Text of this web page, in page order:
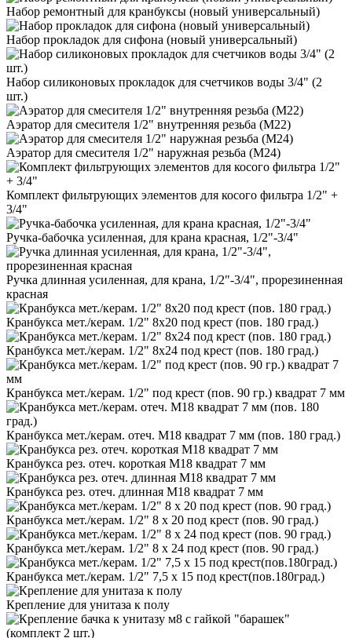
Набор ремонтный для кранбуксы (новый универсальный)
Набор прокладок для сифона (новый универсальный)
Набор силиконовых прокладок для счетчиков воды 3/4" (2
шт.)
Аэратор для смесителя 1/2" внутренняя резьба (М22)
Аэратор для смесителя 1/2" наружная резьба (М24)
Комплект фильтрующих элементов для косого фильтра 1/2" +
3/4"
Ручка-бабочка усиленная, для крана красная, 1/2"-3/4"
Ручка длинная усиленная, для крана, 1/2"-3/4", прорезиненная
красная
Кранбукса мет./керам. 1/2" 8х20 под крест (пов. 180 град.)
Кранбукса мет./керам. 1/2" 8х24 под крест (пов. 180 град.)
Кранбукса мет./керам. 1/2" под крест (пов. 90 гр.) квадрат 7 мм
Кранбукса мет./керам. отеч. М18 квадрат 7 мм (пов. 180 град.)
Кранбукса рез. отеч. короткая М18 квадрат 7 мм
Кранбукса рез. отеч. длинная М18 квадрат 7 мм
Кранбукса мет./керам. 1/2" 8 х 20 под крест (пов. 90 град.)
Кранбукса мет./керам. 1/2" 8 х 24 под крест (пов. 90 град.)
Кранбукса мет./керам. 1/2" 7,5 х 15 под крест(пов.180град.)
Крепление для унитаза к полу